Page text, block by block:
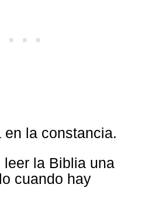
en la constancia.
leer la Biblia una
cuando hay